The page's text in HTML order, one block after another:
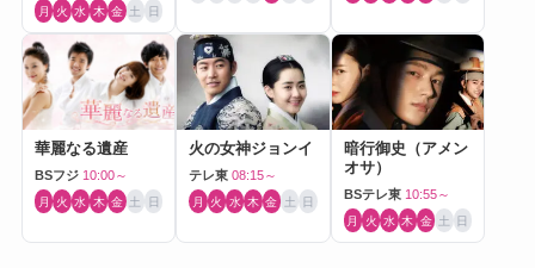
月 火 水 木 金 土 日
華麗なる遺産
BSフジ 10:00～
月 火 水 木 金 土 日
火の女神ジョンイ
テレ東 08:15～
月 火 水 木 金 土 日
暗行御史（アメン
オサ）
BSテレ東 10:55～
月 火 水 木 金 土 日